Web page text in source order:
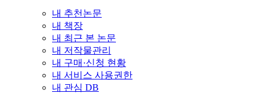
내 추천논문
내 책장
내 최근 본 논문
내 저작물관리
내 구매·신청 현황
내 서비스 사용권한
내 관심 DB